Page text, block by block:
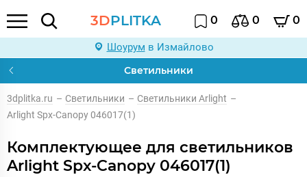
3DPLITKA 0 0 0
Шоурум в Измайлово
Светильники
3dplitka.ru – Светильники – Светильники Arlight –
Arlight Spx-Canopy 046017(1)
Комплектующее для светильников
Arlight Spx-Canopy 046017(1)